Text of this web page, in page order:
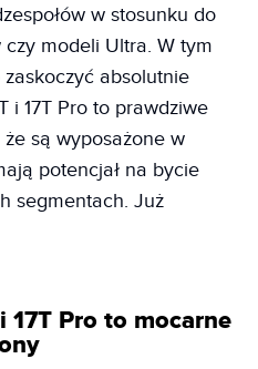
w stosunku do
czy modeli Ultra. W tym
absolutnie
i 17T Pro to prawdziwe
są wyposażone w
potencjał na bycie
segmentach. Już
17T Pro to mocarne